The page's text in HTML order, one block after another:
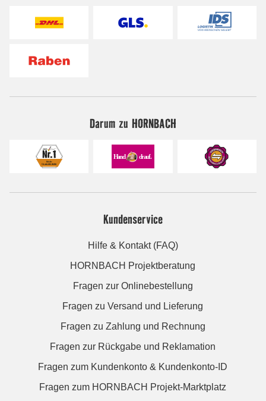
Darum zu HORNBACH
Kundenservice
Hilfe & Kontakt (FAQ)
HORNBACH Projektberatung
Fragen zur Onlinebestellung
Fragen zu Versand und Lieferung
Fragen zu Zahlung und Rechnung
Fragen zur Rückgabe und Reklamation
Fragen zum Kundenkonto & Kundenkonto-ID
Fragen zum HORNBACH Projekt-Marktplatz